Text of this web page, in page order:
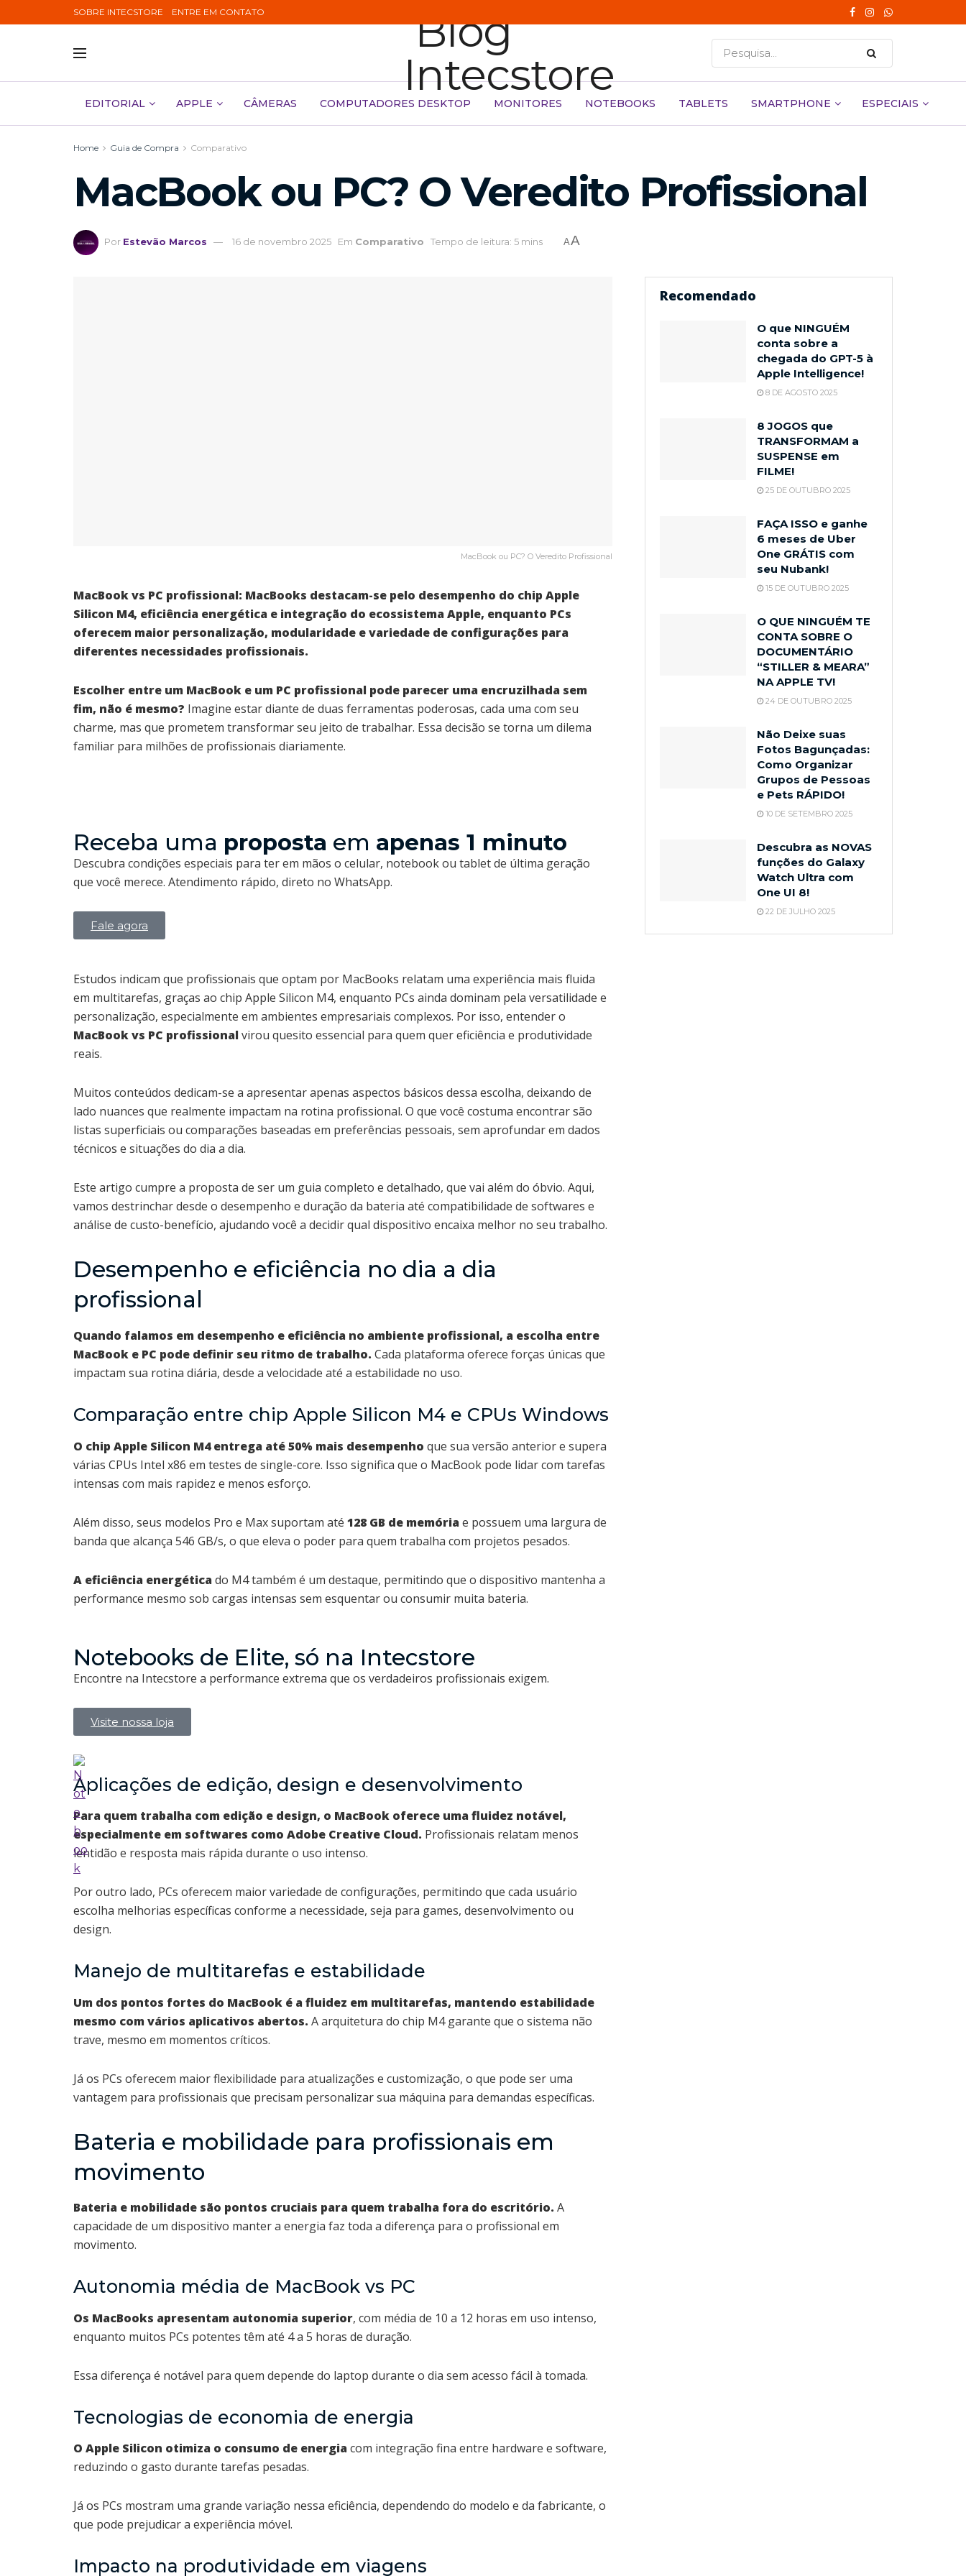
SOBRE INTECSTORE ENTRE EM CONTATO
EDITORIAL APPLE CÂMERAS COMPUTADORES DESKTOP MONITORES NOTEBOOKS TABLETS SMARTPHONE ESPECIAIS
Home Guia de Compra Comparativo
MacBook ou PC? O Veredito Profissional
Por Estevão Marcos 16 de novembro 2025 Em Comparativo Tempo de leitura: 5 mins AA
MacBook ou PC? O Veredito Profissional
MacBook vs PC profissional: MacBooks destacam-se pelo desempenho do chip Apple
Silicon M4, eficiência energética e integração do ecossistema Apple, enquanto PCs
oferecem maior personalização, modularidade e variedade de configurações para
diferentes necessidades profissionais.
Escolher entre um MacBook e um PC profissional pode parecer uma encruzilhada sem
fim, não é mesmo? Imagine estar diante de duas ferramentas poderosas, cada uma com seu
charme, mas que prometem transformar seu jeito de trabalhar. Essa decisão se torna um dilema
familiar para milhões de profissionais diariamente.
Receba uma proposta em apenas 1 minuto
Descubra condições especiais para ter em mãos o celular, notebook ou tablet de última geração
que você merece. Atendimento rápido, direto no WhatsApp.
Fale agora
Estudos indicam que profissionais que optam por MacBooks relatam uma experiência mais fluida
em multitarefas, graças ao chip Apple Silicon M4, enquanto PCs ainda dominam pela versatilidade e
personalização, especialmente em ambientes empresariais complexos. Por isso, entender o
MacBook vs PC profissional virou quesito essencial para quem quer eficiência e produtividade
reais.
Muitos conteúdos dedicam-se a apresentar apenas aspectos básicos dessa escolha, deixando de
lado nuances que realmente impactam na rotina profissional. O que você costuma encontrar são
listas superficiais ou comparações baseadas em preferências pessoais, sem aprofundar em dados
técnicos e situações do dia a dia.
Este artigo cumpre a proposta de ser um guia completo e detalhado, que vai além do óbvio. Aqui,
vamos destrinchar desde o desempenho e duração da bateria até compatibilidade de softwares e
análise de custo-benefício, ajudando você a decidir qual dispositivo encaixa melhor no seu trabalho.
Desempenho e eficiência no dia a dia
profissional
Quando falamos em desempenho e eficiência no ambiente profissional, a escolha entre
MacBook e PC pode definir seu ritmo de trabalho. Cada plataforma oferece forças únicas que
impactam sua rotina diária, desde a velocidade até a estabilidade no uso.
Comparação entre chip Apple Silicon M4 e CPUs Windows
O chip Apple Silicon M4 entrega até 50% mais desempenho que sua versão anterior e supera
várias CPUs Intel x86 em testes de single-core. Isso significa que o MacBook pode lidar com tarefas
intensas com mais rapidez e menos esforço.
Além disso, seus modelos Pro e Max suportam até 128 GB de memória e possuem uma largura de
banda que alcança 546 GB/s, o que eleva o poder para quem trabalha com projetos pesados.
A eficiência energética do M4 também é um destaque, permitindo que o dispositivo mantenha a
performance mesmo sob cargas intensas sem esquentar ou consumir muita bateria.
Notebooks de Elite, só na Intecstore
Encontre na Intecstore a performance extrema que os verdadeiros profissionais exigem.
Visite nossa loja
Aplicações de edição, design e desenvolvimento
Para quem trabalha com edição e design, o MacBook oferece uma fluidez notável,
especialmente em softwares como Adobe Creative Cloud. Profissionais relatam menos
lentidão e resposta mais rápida durante o uso intenso.
Por outro lado, PCs oferecem maior variedade de configurações, permitindo que cada usuário
escolha melhorias específicas conforme a necessidade, seja para games, desenvolvimento ou
design.
Manejo de multitarefas e estabilidade
Um dos pontos fortes do MacBook é a fluidez em multitarefas, mantendo estabilidade
mesmo com vários aplicativos abertos. A arquitetura do chip M4 garante que o sistema não
trave, mesmo em momentos críticos.
Já os PCs oferecem maior flexibilidade para atualizações e customização, o que pode ser uma
vantagem para profissionais que precisam personalizar sua máquina para demandas específicas.
Bateria e mobilidade para profissionais em
movimento
Bateria e mobilidade são pontos cruciais para quem trabalha fora do escritório. A
capacidade de um dispositivo manter a energia faz toda a diferença para o profissional em
movimento.
Autonomia média de MacBook vs PC
Os MacBooks apresentam autonomia superior, com média de 10 a 12 horas em uso intenso,
enquanto muitos PCs potentes têm até 4 a 5 horas de duração.
Essa diferença é notável para quem depende do laptop durante o dia sem acesso fácil à tomada.
Tecnologias de economia de energia
O Apple Silicon otimiza o consumo de energia com integração fina entre hardware e software,
reduzindo o gasto durante tarefas pesadas.
Já os PCs mostram uma grande variação nessa eficiência, dependendo do modelo e da fabricante, o
que pode prejudicar a experiência móvel.
Impacto na produtividade em viagens
Recomendado
O que NINGUÉM
conta sobre a
chegada do GPT-5 à
Apple Intelligence!
8 DE AGOSTO 2025
8 JOGOS que
TRANSFORMAM a
SUSPENSE em
FILME!
25 DE OUTUBRO 2025
FAÇA ISSO e ganhe
6 meses de Uber
One GRÁTIS com
seu Nubank!
15 DE OUTUBRO 2025
O QUE NINGUÉM TE
CONTA SOBRE O
DOCUMENTÁRIO
“STILLER & MEARA”
NA APPLE TV!
24 DE OUTUBRO 2025
Não Deixe suas
Fotos Bagunçadas:
Como Organizar
Grupos de Pessoas
e Pets RÁPIDO!
10 DE SETEMBRO 2025
Descubra as NOVAS
funções do Galaxy
Watch Ultra com
One UI 8!
22 DE JULHO 2025